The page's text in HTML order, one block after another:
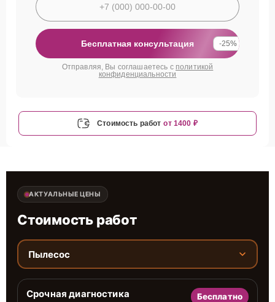
Бесплатная консультация -25%
Отправляя, Вы соглашаетесь с политикой
конфиденциальности
Стоимость работ от 1400 ₽
АКТУАЛЬНЫЕ ЦЕНЫ
Стоимость работ
Пылесос
Срочная диагностика Бесплатно